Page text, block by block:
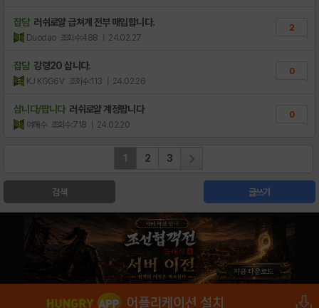
잡담 러쉬로얄 급쳐계 전부 매입합니다.
Duodao 조회수:488 | 24.02.27
2
잡담 강령20 삽니다.
KJ KGG6V 조회수:113 | 24.02.26
0
삽니다/팝니다 러쉬로얄 계정팝니다
여해수 조회수:718 | 24.02.20
0
1 2 3
검색 글쓰기